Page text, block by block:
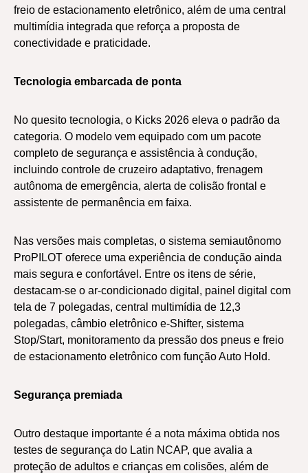
freio de estacionamento eletrônico, além de uma central
multimídia integrada que reforça a proposta de
conectividade e praticidade.
Tecnologia embarcada de ponta
No quesito tecnologia, o Kicks 2026 eleva o padrão da
categoria. O modelo vem equipado com um pacote
completo de segurança e assistência à condução,
incluindo controle de cruzeiro adaptativo, frenagem
autônoma de emergência, alerta de colisão frontal e
assistente de permanência em faixa.
Nas versões mais completas, o sistema semiautônomo
ProPILOT oferece uma experiência de condução ainda
mais segura e confortável. Entre os itens de série,
destacam-se o ar-condicionado digital, painel digital com
tela de 7 polegadas, central multimídia de 12,3
polegadas, câmbio eletrônico e-Shifter, sistema
Stop/Start, monitoramento da pressão dos pneus e freio
de estacionamento eletrônico com função Auto Hold.
Segurança premiada
Outro destaque importante é a nota máxima obtida nos
testes de segurança do Latin NCAP, que avalia a
proteção de adultos e crianças em colisões, além de